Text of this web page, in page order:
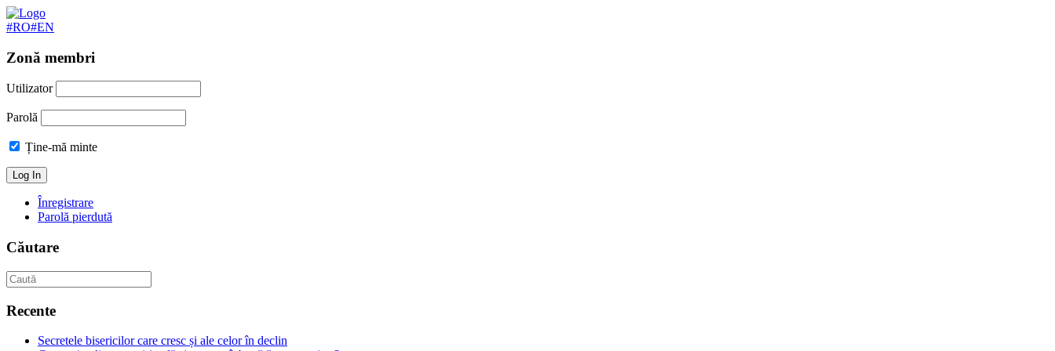
#RO#EN
Zonă membri
Utilizator
Parolă
Ține-mă minte
Înregistrare
Parolă pierdută
Căutare
Recente
Secretele bisericilor care cresc și ale celor în declin